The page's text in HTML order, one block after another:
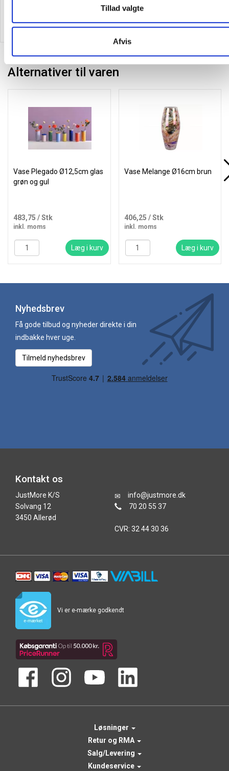
Tillad valgte
Afvis
Læg i kurv
inkl. moms
Læg i kurv
Alternativer til varen
Vase Plegado Ø12,5cm glas
grøn og gul
483,75 / Stk
inkl. moms
Læg i kurv
Vase Melange Ø16cm brun
406,25 / Stk
inkl. moms
Læg i kurv
Nyhedsbrev
Få gode tilbud og nyheder direkte i din
indbakke hver uge.
Tilmeld nyhedsbrev
Kontakt os
JustMore K/S
Solvang 12
3450 Allerød
info@justmore.dk
70 20 55 37
CVR: 32 44 30 36
Vi er e-mærke godkendt
Løsninger
Retur og RMA
Salg/Levering
Kundeservice